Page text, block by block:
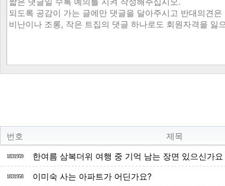
번호 제목
1831959 한여름 삼복더위 여행 중 기억 남는 장면 있으신가요
1831958 이미숙 사는 아파트가 어딘가요?